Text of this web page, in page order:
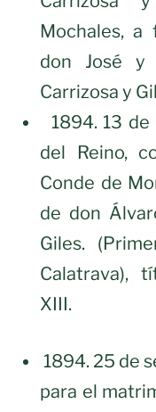
Mochales, a
don José y
Carrizosa y
1894. 13
del Reino,
Conde de
de don
Giles.
Calatrava),
XIII.
1894. 25 de
para el